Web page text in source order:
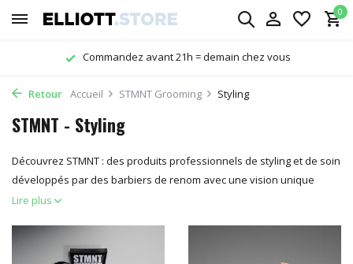
0
Commandez avant 21h = demain chez vous
Retour Accueil STMNT Grooming Styling
STMNT - Styling
Découvrez STMNT : des produits professionnels de styling et de soin
développés par des barbiers de renom avec une vision unique
Lire plus